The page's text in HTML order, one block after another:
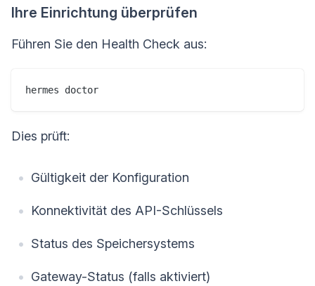
Ihre Einrichtung überprüfen
Führen Sie den Health Check aus:
hermes doctor
Dies prüft:
Gültigkeit der Konfiguration
Konnektivität des API-Schlüssels
Status des Speichersystems
Gateway-Status (falls aktiviert)